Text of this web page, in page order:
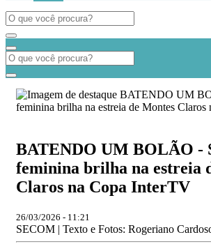
BATENDO UM BOLÃO -
feminina brilha na estreia
Claros na Copa InterTV
26/03/2026 - 11:21
SECOM | Texto e Fotos: Rogeriano